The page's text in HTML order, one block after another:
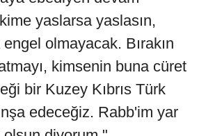
yaslarsa yaslasın,
olmayacak. Bırakın
kimsenin buna cüret
bir Kuzey Kıbrıs Türk
edeceğiz. Rabb'im yar